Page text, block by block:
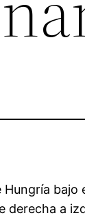
derecha a